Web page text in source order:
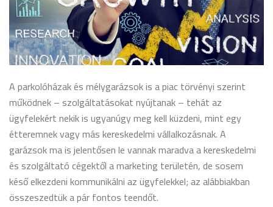
A parkolóházak és mélygarázsok is a piac törvényi szerint
működnek – szolgáltatásokat nyújtanak – tehát az
ügyfelekért nekik is ugyanúgy meg kell küzdeni, mint egy
étteremnek vagy más kereskedelmi vállalkozásnak. A
garázsok ma is jelentősen le vannak maradva a kereskedelmi
és szolgáltató cégektől a marketing területén, de sosem
késő elkezdeni kommunikálni az ügyfelekkel; az alábbiakban
összeszedtük a pár fontos teendőt.